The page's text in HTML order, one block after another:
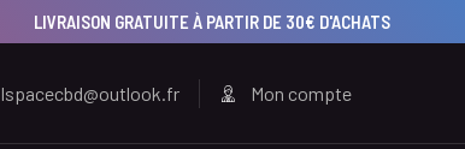
LIVRAISON GRATUITE À PARTIR DE 30€ D'ACHATS
lspacecbd@outlook.fr Mon compte